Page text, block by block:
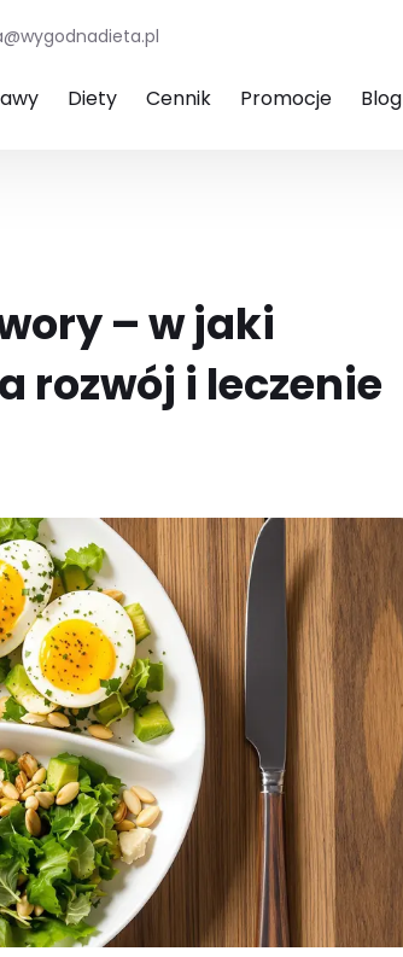
Diety Cennik Promocje Blog
– w jaki
rozwój i leczenie